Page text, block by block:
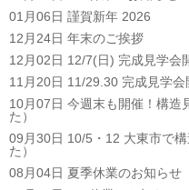
01月06日 謹賀新年 2026
12月24日 年末のご挨拶
12月02日 12/7(日) 完成見学会
11月20日 11/29.30 完成見学
10月07日 今週末も開催！構造
た）
09月30日 10/5・12 大東市で
た）
08月04日 夏季休業のお知らせ